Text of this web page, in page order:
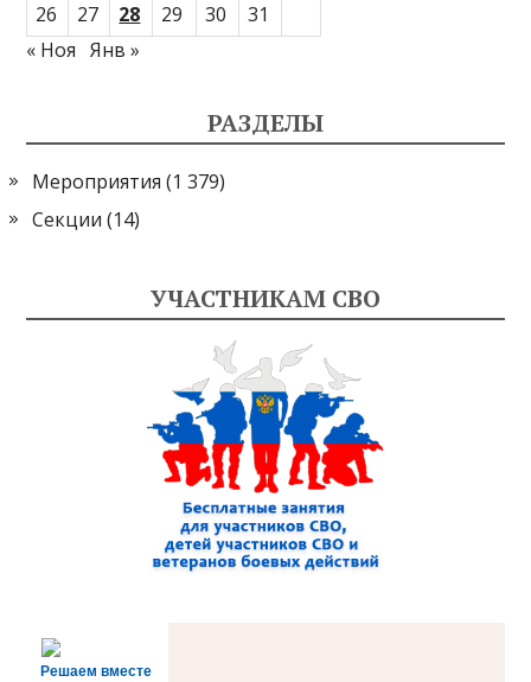
26 27 28 29 30
31
« Ноя
Янв »
РАЗДЕЛЫ
Мероприятия (1 379)
Секции (14)
УЧАСТНИКАМ СВО
Решаем вместе